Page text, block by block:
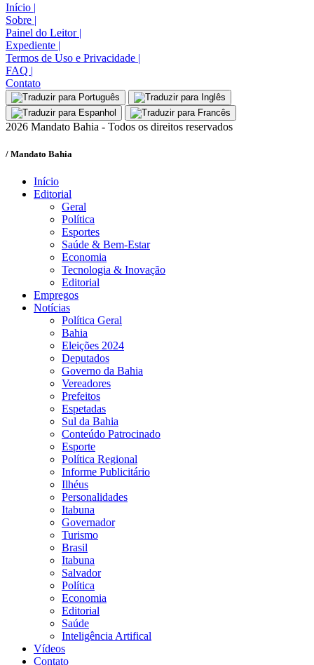
Início |
Sobre |
Painel do Leitor |
Expediente |
Termos de Uso e Privacidade |
FAQ |
Contato
2026 Mandato Bahia - Todos os direitos reservados
/ Mandato Bahia
Início
Editorial
Geral
Política
Esportes
Saúde & Bem-Estar
Economia
Tecnologia & Inovação
Editorial
Empregos
Notícias
Política Geral
Bahia
Eleições 2024
Deputados
Governo da Bahia
Vereadores
Prefeitos
Espetadas
Sul da Bahia
Conteúdo Patrocinado
Esporte
Política Regional
Informe Publicitário
Ilhéus
Personalidades
Itabuna
Governador
Turismo
Brasil
Itabuna
Salvador
Política
Economia
Editorial
Saúde
Inteligência Artifical
Vídeos
Contato